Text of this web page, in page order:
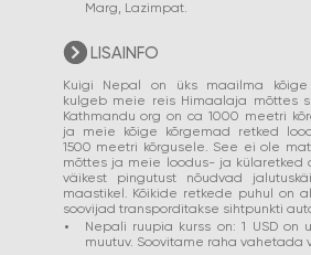
Marg, Lazimpat.
LISAINFO
Kuigi Nepal on üks maailma
kulgeb meie reis Himaalaja mõttes
Kathmandu org on ca 1000 meetri
ja meie kõige kõrgemad retked
1500 meetri kõrgusele. See ei ole
mõttes ja meie loodus- ja külaretked
väikest pingutust nõudvad
maastikel. Kõikide retkede puhul on
soovijad transporditakse sihtpunkti
Nepali ruupia kurss on: 1 USD on
muutuv. Soovitame raha vahetada